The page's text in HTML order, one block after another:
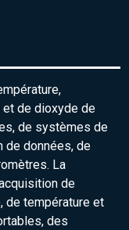
de dioxyde de
de systèmes de
de données, de
La
de
de température et
des